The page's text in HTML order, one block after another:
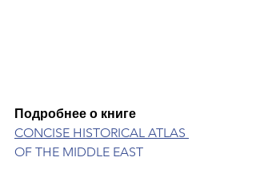
Подробнее о книге
CONCISE HISTORICAL ATLAS
OF THE MIDDLE EAST